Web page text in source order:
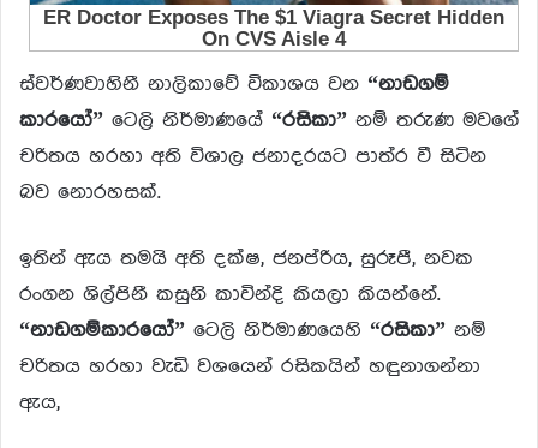
ස්වර්ණවාහිනී නාලිකාවේ විකාශය වන “නාඩගම්
කාරයෝ” ටෙලි නිර්මාණයේ “රසිකා” නම් තරුණ මවගේ
චරිතය හරහා අති විශාල ජනාදරයට පාත්ර වී සිටින
බව නොරහසක්.
ඉතින් ඇය තමයි අති දක්ෂ, ජනප්රිය, සුරූපී, නවක
රංගන ශිල්පිනී කසුනි කාවින්දි කියලා කියන්නේ.
“නාඩගම්කාරයෝ” ටෙලි නිර්මාණයෙහි “රසිකා” නම්
චරිතය හරහා වැඩි වශයෙන් රසිකයින් හඳුනාගන්නා
ඇය,